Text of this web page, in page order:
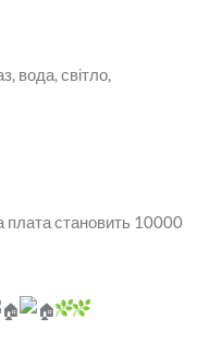
вода, світло,
плата становить 10000